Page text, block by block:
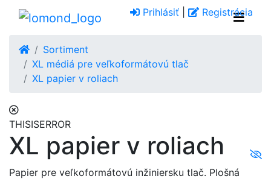
Prihlásiť Registrácia
Sortiment
XL médiá pre veľkoformátovú tlač
XL papier v roliach
THISISERROR
XL papier v roliach
Papier pre veľkoformátovú inžiniersku tlač. Plošná